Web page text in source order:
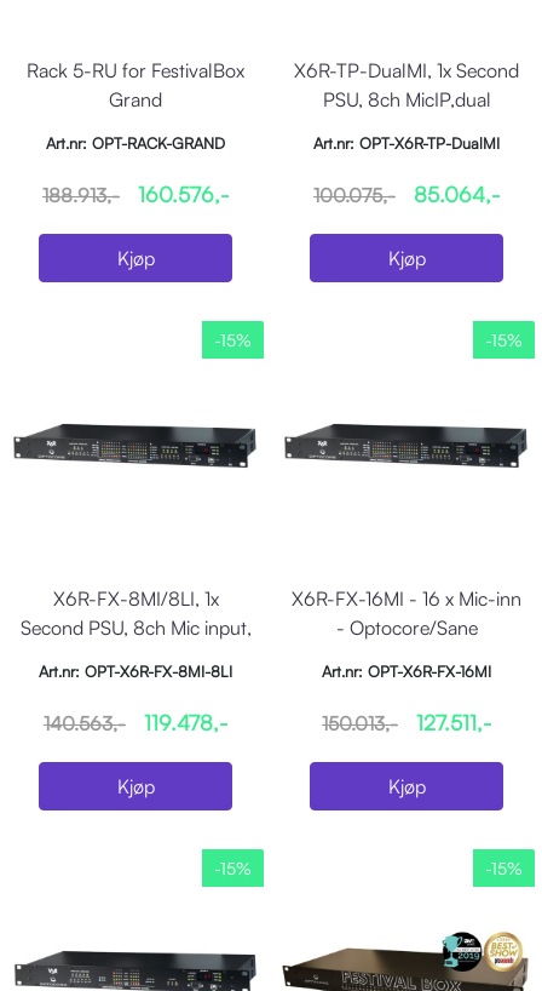
Rack 5-RU for FestivalBox
Grand
Art.nr: OPT-RACK-GRAND
188.913,- 160.576,-
Kjøp
X6R-TP-DualMI, 1x Second
PSU, 8ch MicIP,dual
Art.nr: OPT-X6R-TP-DualMI
100.075,- 85.064,-
Kjøp
-15%
X6R-FX-8MI/8LI, 1x
Second PSU, 8ch Mic input,
Art.nr: OPT-X6R-FX-8MI-8LI
140.563,- 119.478,-
Kjøp
-15%
X6R-FX-16MI - 16 x Mic-inn
- Optocore/Sane
Art.nr: OPT-X6R-FX-16MI
150.013,- 127.511,-
Kjøp
-15% -15%